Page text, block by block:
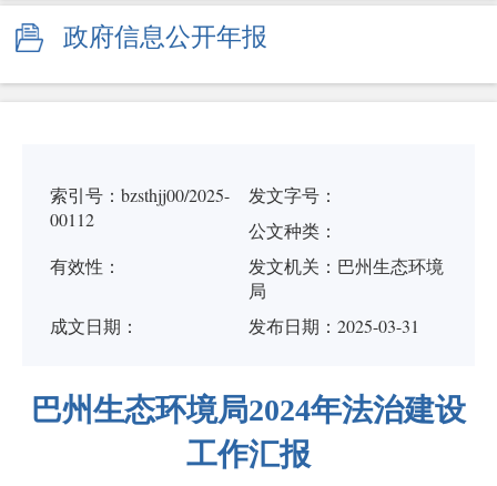
政府信息公开年报
索引号：bzsthjj00/2025-
00112
发文字号：
公文种类：
有效性：
发文机关：巴州生态环境
局
成文日期：
发布日期：2025-03-31
巴州生态环境局2024年法治建设
工作汇报